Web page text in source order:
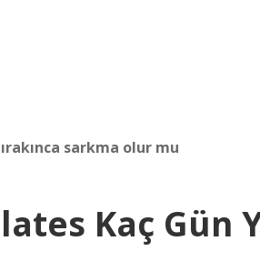
sarkma olur mu
Kaç Gün